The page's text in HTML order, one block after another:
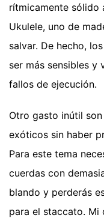
rítmicamente sólido
Ukulele, uno de
salvar. De hecho,
ser más sensibles y
fallos de ejecución.
Otro gasto inútil
exóticos sin haber
Para este tema
cuerdas con
blando y perderás
para el staccato. Mi